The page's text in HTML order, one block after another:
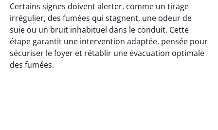
Certains signes doivent alerter, comme un tirage
irrégulier, des fumées qui stagnent, une odeur de
suie ou un bruit inhabituel dans le conduit. Cette
étape garantit une intervention adaptée, pensée pour
sécuriser le foyer et rétablir une évacuation optimale
des fumées.